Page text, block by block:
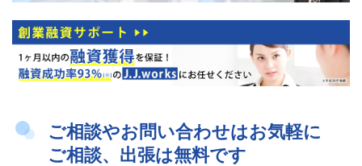
ご相談やお問い合わせはお気軽に
ご相談、出張は無料です